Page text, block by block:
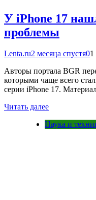
У iPhone 17
проблемы
Lenta.ru2 месяца спустя0
Авторы портала BGR
которыми чаще всего
серии iPhone 17.
Читать далее
Наука и